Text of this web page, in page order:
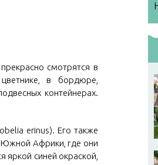
смотрятся в
ике, в бордюре,
контейнерах.
erinus). Его также
Южной Африки, где они
яркой синей окраской,